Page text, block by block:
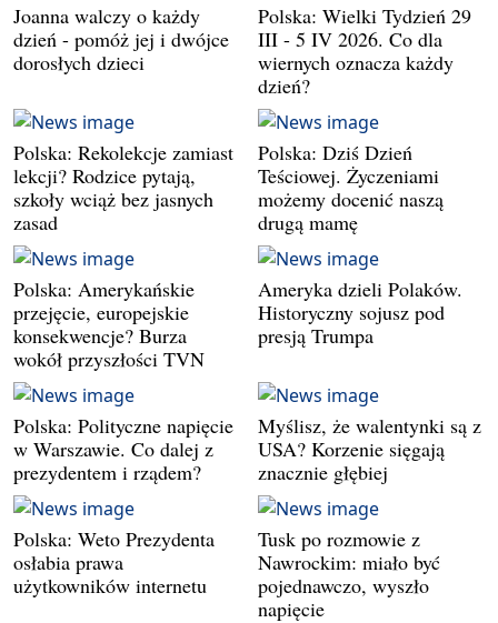
Joanna walczy o każdy
dzień - pomóż jej i dwójce
dorosłych dzieci
Polska: Wielki Tydzień 29
III - 5 IV 2026. Co dla
wiernych oznacza każdy
dzień?
Polska: Rekolekcje zamiast
lekcji? Rodzice pytają,
szkoły wciąż bez jasnych
zasad
Polska: Dziś Dzień
Teściowej. Życzeniami
możemy docenić naszą
drugą mamę
Polska: Amerykańskie
przejęcie, europejskie
konsekwencje? Burza
wokół przyszłości TVN
Ameryka dzieli Polaków.
Historyczny sojusz pod
presją Trumpa
Polska: Polityczne napięcie
w Warszawie. Co dalej z
prezydentem i rządem?
Myślisz, że walentynki są z
USA? Korzenie sięgają
znacznie głębiej
Polska: Weto Prezydenta
osłabia prawa
użytkowników internetu
Tusk po rozmowie z
Nawrockim: miało być
pojednawczo, wyszło
napięcie